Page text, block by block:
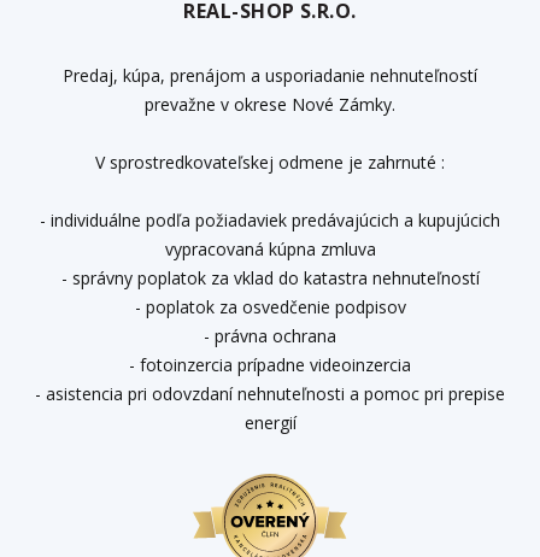
REAL-SHOP S.R.O.
Predaj, kúpa, prenájom a usporiadanie nehnuteľností
prevažne v okrese Nové Zámky.
V sprostredkovateľskej odmene je zahrnuté :
- individuálne podľa požiadaviek predávajúcich a kupujúcich
vypracovaná kúpna zmluva
- správny poplatok za vklad do katastra nehnuteľností
- poplatok za osvedčenie podpisov
- právna ochrana
- fotoinzercia prípadne videoinzercia
- asistencia pri odovzdaní nehnuteľnosti a pomoc pri prepise
energií